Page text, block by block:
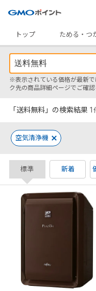
トップ
ためる・つ
※表示されている価格が最新
ク先の商品詳細ページでご確認
「送料無料」の検索結果 1
空気清浄機
標準 新着